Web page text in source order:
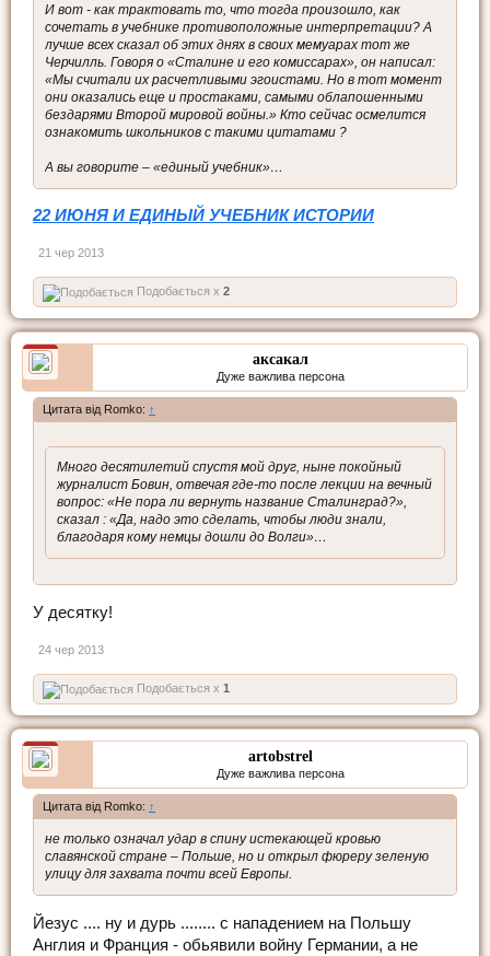
И вот - как трактовать то, что тогда произошло, как
сочетать в учебнике противоположные интерпретации? А
лучше всех сказал об этих днях в своих мемуарах тот же
Черчилль. Говоря о «Сталине и его комиссарах», он написал:
«Мы считали их расчетливыми эгоистами. Но в тот момент
они оказались еще и простаками, самыми облапошенными
бездарями Второй мировой войны.» Кто сейчас осмелится
ознакомить школьников с такими цитатами ?
А вы говорите – «единый учебник»…
22 ИЮНЯ И ЕДИНЫЙ УЧЕБНИК ИСТОРИИ
21 чер 2013
Подобається x 2
аксакал
Дуже важлива персона
Цитата від Romko: ↑
Много десятилетий спустя мой друг, ныне покойный
журналист Бовин, отвечая где-то после лекции на вечный
вопрос: «Не пора ли вернуть название Сталинград?»,
сказал : «Да, надо это сделать, чтобы люди знали,
благодаря кому немцы дошли до Волги»…
У десятку!
24 чер 2013
Подобається x 1
artobstrel
Дуже важлива персона
Цитата від Romko: ↑
не только означал удар в спину истекающей кровью
славянской стране – Польше, но и открыл фюреру зеленую
улицу для захвата почти всей Европы.
Йезус .... ну и дурь ........ с нападением на Польшу
Англия и Франция - обьявили войну Германии, а не